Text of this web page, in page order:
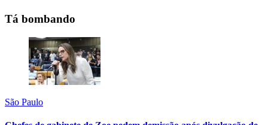
Tá bombando
São Paulo